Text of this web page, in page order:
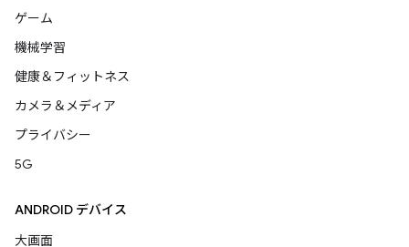
ゲーム
機械学習
健康＆フィットネス
カメラ＆メディア
プライバシー
5G
ANDROID デバイス
大画面